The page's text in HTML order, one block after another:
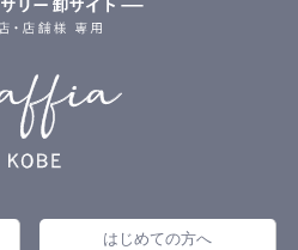
はじめての方へ